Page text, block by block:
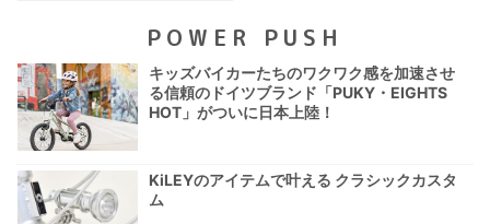
POWER PUSH
キッズバイカーたちのワクワク感を加速させ
る信頼のドイツブランド「PUKY・EIGHTS
HOT」がついに日本上陸！
KiLEYのアイテムで叶える クラシックカスタ
ム